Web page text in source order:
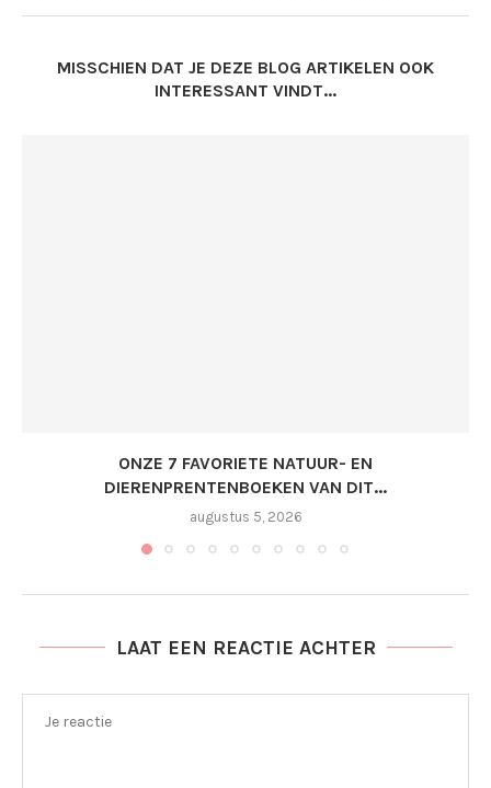
MISSCHIEN DAT JE DEZE BLOG ARTIKELEN OOK
INTERESSANT VINDT...
ONZE 7 FAVORIETE NATUUR- EN
DIERENPRENTENBOEKEN VAN DIT...
augustus 5, 2026
LAAT EEN REACTIE ACHTER